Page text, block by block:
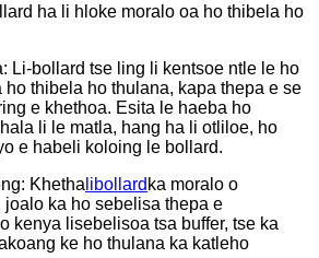
ha li hloke moralo oa ho thibela ho
Li-bollard tse ling li kentsoe ntle le ho
ho thibela ho thulana, kapa thepa e se
e khethoa. Esita le haeba ho
li le matla, hang ha li otliloe, ho
e habeli koloing le bollard.
Khetha libollard ka moralo o
ka ho sebelisa thepa e
kenya lisebelisoa tsa buffer, tse ka
ke ho thulana ka katleho